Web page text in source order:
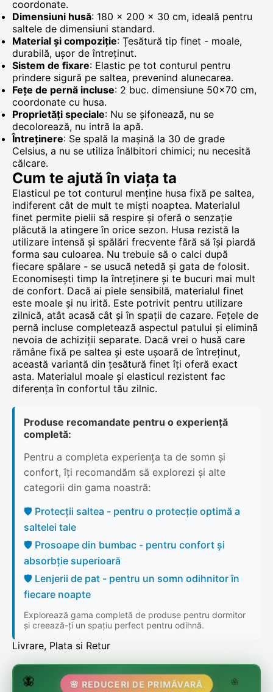
coordonate.
Dimensiuni husă: 180 x 200 x 30 cm, ideală pentru
saltele de dimensiuni standard.
Material și compoziție: Țesătură tip finet - moale,
durabilă, ușor de întreținut.
Sistem de fixare: Elastic pe tot conturul pentru
prindere sigură pe saltea, prevenind alunecarea.
Fețe de pernă incluse: 2 buc. dimensiune 50x70 cm,
coordonate cu husa.
Proprietăți speciale: Nu se șifonează, nu se
decolorează, nu intră la apă.
Întreținere: Se spală la mașină la 30 de grade
Celsius, a nu se utiliza înălbitori chimici; nu necesită
călcare.
Cum te ajută în viața ta
Elasticul pe tot conturul menține husa fixă pe saltea,
indiferent cât de mult te miști noaptea. Materialul
finet permite pielii să respire și oferă o senzație
plăcută la atingere în orice sezon. Husa rezistă la
utilizare intensă și spălări frecvente fără să își piardă
forma sau culoarea. Nu trebuie să o calci după
fiecare spălare - se usucă netedă și gata de folosit.
Economisești timp la întreținere și te bucuri mai mult
de confort. Dacă ai piele sensibilă, materialul finet
este moale și nu irită. Este potrivit pentru utilizare
zilnică, atât acasă cât și în spații de cazare. Fețele de
pernă incluse completează aspectul patului și elimină
nevoia de achiziții separate. Dacă vrei o husă care
rămâne fixă pe saltea și este ușoară de întreținut,
această variantă din țesătură finet îți oferă exact
asta. Materialul moale și elasticul rezistent fac
diferența în confortul tău zilnic.
Produse recomandate pentru o experiență
completă:
Pentru a completa experiența ta de somn și
confort, îți recomandăm să explorezi și alte
categorii din gama noastră:
🛡️ Protecții saltea - pentru o protecție optimă a
saltelei tale
🛡️ Prosoape din bumbac - pentru confort și
absorbție superioară
🛡️ Lenjerii de pat - pentru un somn odihnitor în
fiecare noapte
Explorează gama completă de produse pentru dormitor
și creează-ți un spațiu perfect pentru odihnă.
Livrare, Plata si Retur
🌷
🦋 🌸 REDUCERI DE PRIMĂVARĂ